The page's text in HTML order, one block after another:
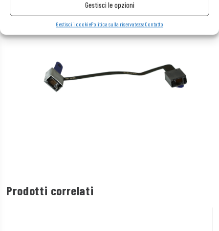
Gestisci le opzioni
Gestisci i cookiePolitica sulla riservatezzaContatto
Prodotti correlati